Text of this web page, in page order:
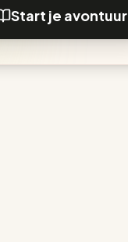
Start je avontuur